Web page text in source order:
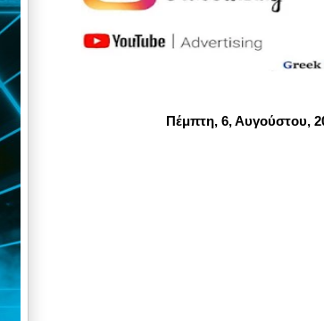
Πέμπτη, 6, Αυγούστου,